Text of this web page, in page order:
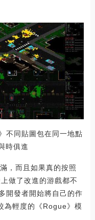
不同貼圖包在同一地點
時俱進
，而且如果真的按照
做了改進的游戲都不
開發者開始將自己的作
為輕度的《Rogue》模